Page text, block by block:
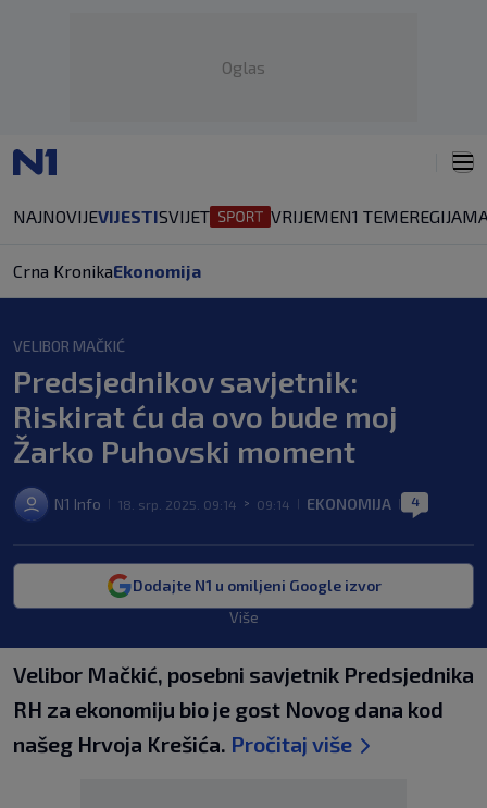
Oglas
NAJNOVIJEVIJESTISVIJET VRIJEMEN1 TEMEREGIJA
Crna KronikaEkonomija
VELIBOR MAČKIĆ
Predsjednikov savjetnik:
Riskirat ću da ovo bude moj
Žarko Puhovski moment
N1 Info 18. srp. 2025. 09:14 > 09:14 EKONOMIJA 4
Dodajte N1 u omiljeni Google izvor
Više
Velibor Mačkić, posebni savjetnik Predsjednika
RH za ekonomiju bio je gost Novog dana kod
našeg Hrvoja Krešića. Pročitaj više